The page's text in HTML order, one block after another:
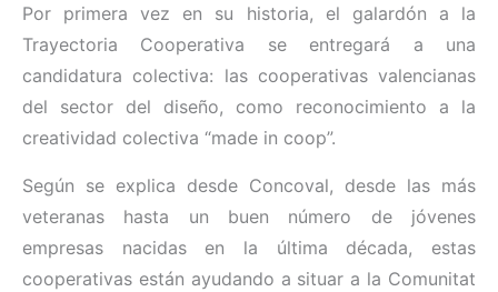
Por primera vez en su historia, el galardón a la
Trayectoria Cooperativa se entregará a una
candidatura colectiva: las cooperativas valencianas
del sector del diseño, como reconocimiento a la
creatividad colectiva “made in coop”.
Según se explica desde Concoval, desde las más
veteranas hasta un buen número de jóvenes
empresas nacidas en la última década, estas
cooperativas están ayudando a situar a la Comunitat